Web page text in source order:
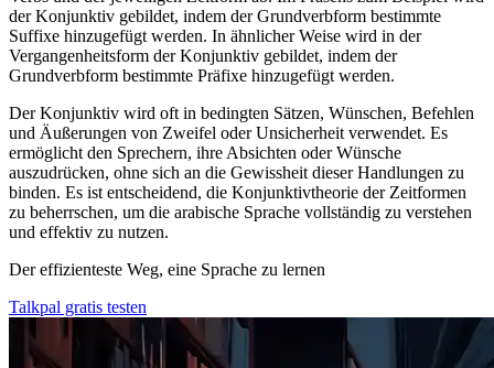
der Konjunktiv gebildet, indem der Grundverbform bestimmte
Suffixe hinzugefügt werden. In ähnlicher Weise wird in der
Vergangenheitsform der Konjunktiv gebildet, indem der
Grundverbform bestimmte Präfixe hinzugefügt werden.
Der Konjunktiv wird oft in bedingten Sätzen, Wünschen, Befehlen
und Äußerungen von Zweifel oder Unsicherheit verwendet. Es
ermöglicht den Sprechern, ihre Absichten oder Wünsche
auszudrücken, ohne sich an die Gewissheit dieser Handlungen zu
binden. Es ist entscheidend, die Konjunktivtheorie der Zeitformen
zu beherrschen, um die arabische Sprache vollständig zu verstehen
und effektiv zu nutzen.
Der effizienteste Weg, eine Sprache zu lernen
Talkpal gratis testen